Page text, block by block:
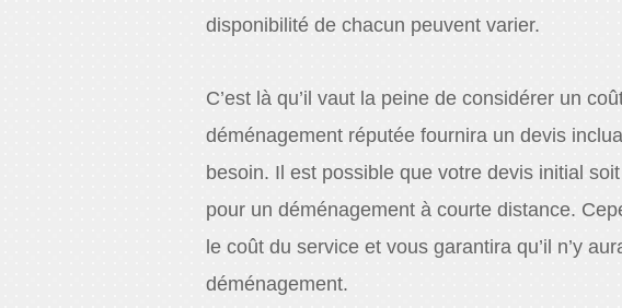
disponibilité de chacun peuvent varier.
C’est là qu’il vaut la peine de considérer un
déménagement réputée fournira un devis
besoin. Il est possible que votre devis initial
pour un déménagement à courte distance.
le coût du service et vous garantira qu’il n’y
déménagement.